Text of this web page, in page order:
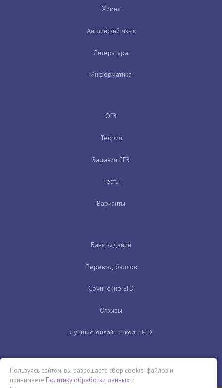
Химия
Английский язык
Литература
Информатика
ОГЭ
Теория
Задания ЕГЭ
Тесты
Варианты
Банк заданий
Перевод баллов
Сочинение ЕГЭ
Отзывы
Лучшие онлайн-школы ЕГЭ
Пользуясь сайтом, вы разрешаете сбор cookie-файлов и
принимаете Политику обработки данных и